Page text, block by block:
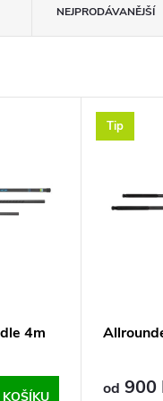
NEJPRODÁVANĚJŠÍ
4m
Tip
od 900